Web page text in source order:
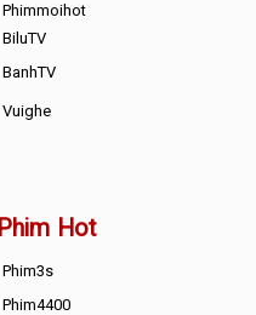
Phimmoihot
BiluTV
BanhTV
Vuighe
Phim Hot
Phim3s
Phim4400